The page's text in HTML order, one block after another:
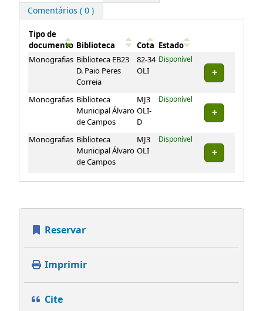
Comentários ( 0 )
Exemplares
Tipo de
documento Biblioteca Cota Estado
Monografias Biblioteca EB23
D. Paio Peres
Correia
82-34
OLI
Disponível
Monografias Biblioteca
Municipal Álvaro
de Campos
MJ3
OLI-
D
Disponível
Monografias Biblioteca
Municipal Álvaro
de Campos
MJ3
OLI
Disponível
Reservar
Imprimir
Cite